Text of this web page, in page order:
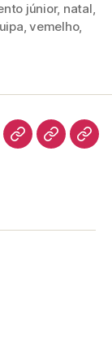
júnior, natal,
,vemelho,